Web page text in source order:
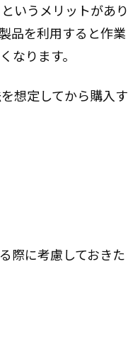
いうメリットがあり
品を利用すると作業
なります。
想定してから購入す
際に考慮しておきた